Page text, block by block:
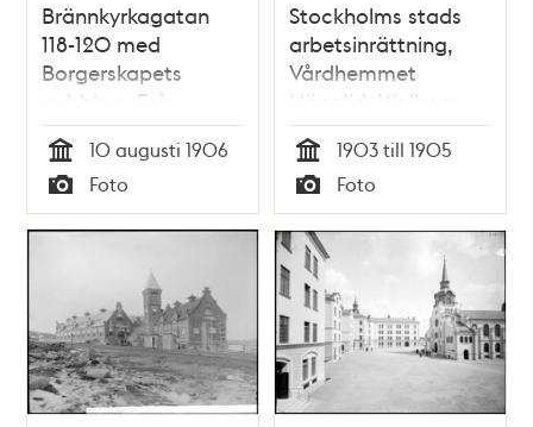
Brännkyrkagatan
118-120 med
Borgerskapets
gubbhus. Från
Högalidsberget och
Varvsgatan mot
nordost
Tid
10 augusti 1906
Typ
Foto
Stockholms stads
arbetsinrättning,
Vårdhemmet
Högalid, Wollmar
Yxkullsgatan
Tid
1903 till 1905
Typ
Foto